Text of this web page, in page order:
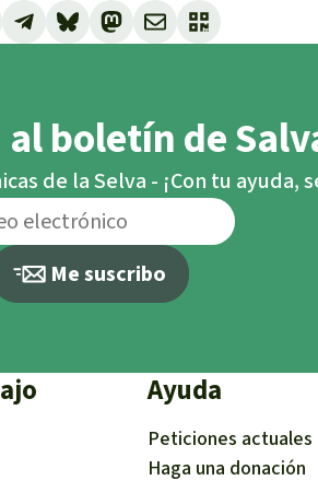
boletín de
de la Selva - ¡Con tu ayuda,
Me suscribo
Ayuda
Peticiones actuales
Haga una donación